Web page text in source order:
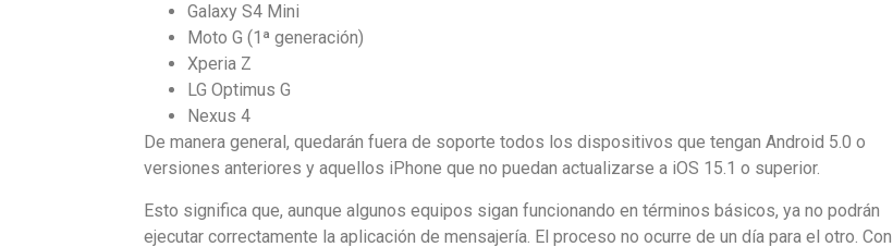
Galaxy S4 Mini
Moto G (1ª generación)
Xperia Z
LG Optimus G
Nexus 4
De manera general, quedarán fuera de soporte todos los dispositivos que tengan Android 5.0 o
versiones anteriores y aquellos iPhone que no puedan actualizarse a iOS 15.1 o superior.
Esto significa que, aunque algunos equipos sigan funcionando en términos básicos, ya no podrán
ejecutar correctamente la aplicación de mensajería. El proceso no ocurre de un día para el otro. Con